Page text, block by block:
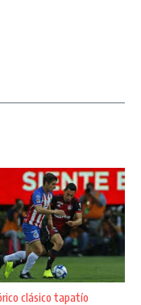
clásico tapatío